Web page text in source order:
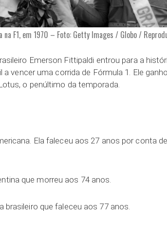
F1, em 1970 – Foto: Getty Images / Globo /
Emerson Fittipaldi entrou para a
vencer uma corrida de Fórmula 1. Ele
o penúltimo da temporada.
Ela faleceu aos 27 anos por conta de
que morreu aos 74 anos.
brasileiro que faleceu aos 77 anos.